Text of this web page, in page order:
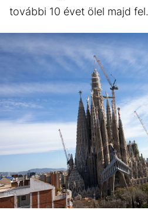
további 10 évet ölel majd fel.